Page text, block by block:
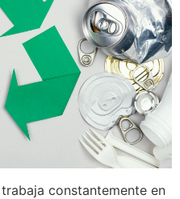
trabaja constantemente en